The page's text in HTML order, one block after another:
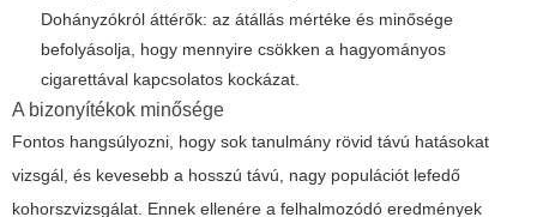
Dohányzókról áttérők: az átállás mértéke és minősége
befolyásolja, hogy mennyire csökken a hagyományos
cigarettával kapcsolatos kockázat.
A bizonyítékok minősége
Fontos hangsúlyozni, hogy sok tanulmány rövid távú hatásokat
vizsgál, és kevesebb a hosszú távú, nagy populációt lefedő
kohorszvizsgálat. Ennek ellenére a felhalmozódó eredmények